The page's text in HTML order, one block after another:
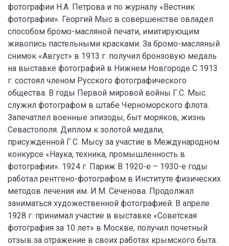
фотографии Н.А. Петрова и по журналу «Вестник
фотографии». Георгий Мыс в совершенстве овладел
способом бромо-масляной печати, имитирующим
живопись пастельными красками. За бромо-масляный
снимок «Август» в 1913 г. получил бронзовую медаль
на выставке фотографий в Нижнем Новгороде С 1913
г. состоял членом Русского фотографического
общества. В годы Первой мировой войны Г.С. Мыс
служил фотографом в штабе Черноморского флота.
Запечатлел военные эпизоды, быт моряков, жизнь
Севастополя. Диплом к золотой медали,
присужденной Г.С. Мысу за участие в Международном
конкурсе «Наука, техника, промышленность в
фотографии». 1924 г. Париж В 1920-е – 1930-е годы
работал рентгено-фотографом в Институте физических
методов лечения им. И.М. Сеченова. Продолжал
заниматься художественной фотографией. В апреле
1928 г. принимал участие в выставке «Советская
фотография за 10 лет» в Москве, получил почетный
отзыв за отражение в своих работах крымского быта.